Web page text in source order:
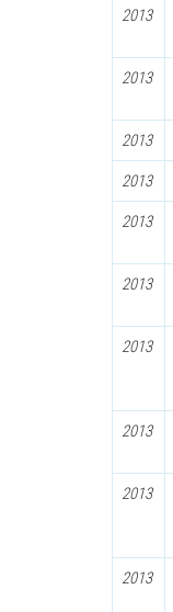
2013
2013
2013
2013
2013
2013
2013
2013
2013
2013